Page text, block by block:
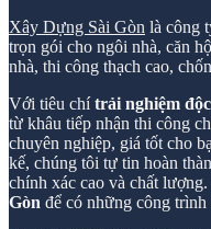
Xây Dựng Sài Gòn là công
trọn gói cho ngôi nhà, căn
nhà, thi công thạch cao,
Với tiêu chítrải nghiệm
từ khâu tiếp nhận thi công
chuyên nghiệp, giá tốt cho
kế, chúng tôi tự tin hoàn
chính xác cao và chất
Gòn để có những công